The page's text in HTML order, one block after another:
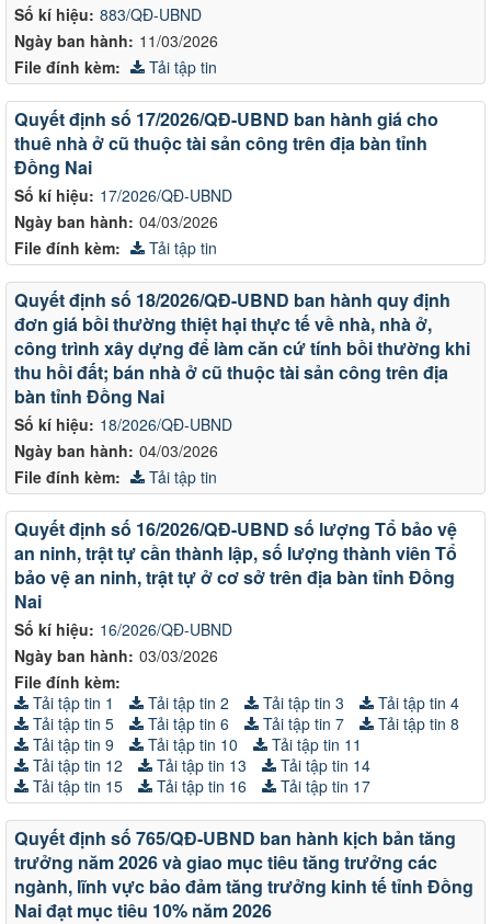
Số kí hiệu: 883/QĐ-UBND
Ngày ban hành: 11/03/2026
File đính kèm: Tải tập tin
Số kí hiệu: 17/2026/QĐ-UBND
Ngày ban hành: 04/03/2026
Quyết định số 17/2026/QĐ-UBND ban hành giá cho
thuê nhà ở cũ thuộc tài sản công trên địa bàn tỉnh
Đồng Nai
File đính kèm: Tải tập tin
Số kí hiệu: 18/2026/QĐ-UBND
Ngày ban hành: 04/03/2026
Quyết định số 18/2026/QĐ-UBND ban hành quy định
đơn giá bồi thường thiệt hại thực tế về nhà, nhà ở,
công trình xây dựng để làm căn cứ tính bồi thường khi
thu hồi đất; bán nhà ở cũ thuộc tài sản công trên địa
bàn tỉnh Đồng Nai
File đính kèm: Tải tập tin
Số kí hiệu: 16/2026/QĐ-UBND
Ngày ban hành: 03/03/2026
Quyết định số 16/2026/QĐ-UBND số lượng Tổ bảo vệ
an ninh, trật tự cần thành lập, số lượng thành viên Tổ
bảo vệ an ninh, trật tự ở cơ sở trên địa bàn tỉnh Đồng
Nai
File đính kèm:
Tải tập tin 1
Tải tập tin 2 Tải tập tin 3
Tải tập tin 4
Tải tập tin 5
Tải tập tin 6 Tải tập tin 7
Tải tập tin 8
Tải tập tin 9
Tải tập tin 10
Tải tập tin 11
Tải tập tin 12
Tải tập tin 13
Tải tập tin 14
Tải tập tin 15
Tải tập tin 16 Tải tập tin 17
Quyết định số 765/QĐ-UBND ban hành kịch bản tăng
trưởng năm 2026 và giao mục tiêu tăng trưởng các
ngành, lĩnh vực bảo đảm tăng trưởng kinh tế tỉnh Đồng
Nai đạt mục tiêu 10% năm 2026